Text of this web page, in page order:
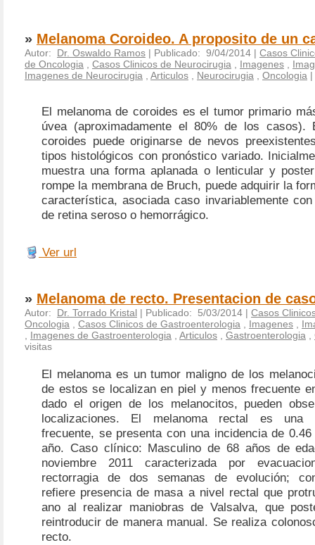
» Melanoma Coroideo. A proposito de un
Autor: Dr. Oswaldo Ramos | Publicado: 9/04/2014 | Casos
de Oncologia
Casos Clinicos de Neurocirugia Imagenes
Imagenes de Neurocirugia
Articulos Neurocirugia Oncologia |
El melanoma de coroides es el tumor primario
úvea (aproximadamente el 80% de los casos).
coroides puede originarse de nevos
tipos histológicos con pronóstico variado.
muestra una forma aplanada o lenticular y
rompe la membrana de Bruch, puede adquirir la
característica, asociada caso invariablemente con
de retina seroso o hemorrágico.
Ver url
» Melanoma de recto. Presentacion de
Autor: Dr. Torrado Kristal | Publicado: 5/03/2014 | Casos
Oncologia , Casos Clinicos de Gastroenterologia , Imagenes ,
, Imagenes de Gastroenterologia , Articulos , Gastroenterologia ,
visitas
El melanoma es un tumor maligno de los
de estos se localizan en piel y menos frecuente
dado el origen de los melanocitos, pueden
localizaciones. El melanoma rectal es una
frecuente, se presenta con una incidencia de
año. Caso clínico: Masculino de 68 años de
noviembre 2011 caracterizada por
rectorragia de dos semanas de evolución;
refiere presencia de masa a nivel rectal que
ano al realizar maniobras de Valsalva, que
reintroducir de manera manual. Se realiza
recto.